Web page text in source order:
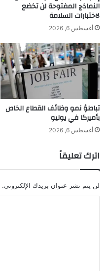
.
.
ف
ل
م
ن
ش
ب
ه
ب
ي
ن
ا
؟
ن
ه
و
ل
و
س
ي
ل
ة
ا
ل
ت
ت
ر
م
النماذج المفتوحة لن تخضع
لاختبارات السلامة
أغسطس 6, 2026
تباطؤ نمو وظائف القطاع الخاص
بأميركا في يوليو
أغسطس 6, 2026
اترك تعليقاً
لن يتم نشر عنوان بريدك الإلكتروني.